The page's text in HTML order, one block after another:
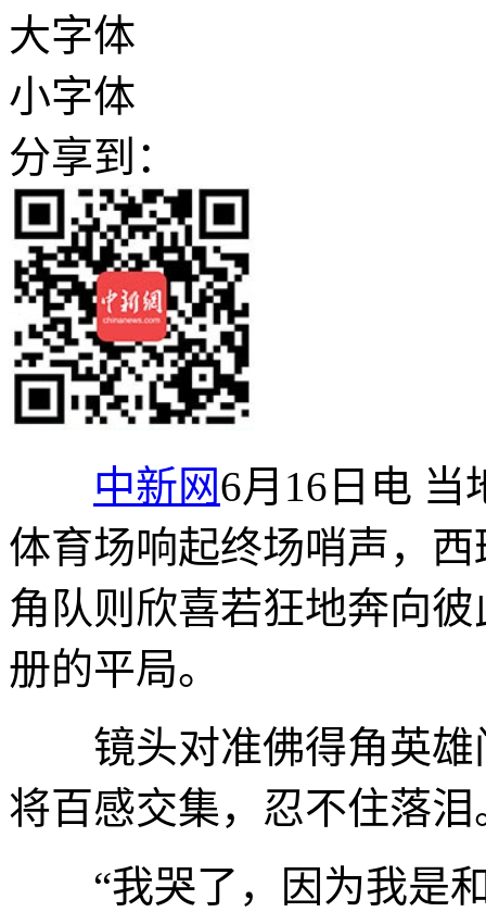
大字体
小字体
分享到：
中新网6月16日电 当
体育场响起终场哨声，
角队则欣喜若狂地奔向
册的平局。
镜头对准佛得角英雄
将百感交集，忍不住落泪
“我哭了，因为我是和